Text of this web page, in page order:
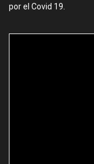
por el Covid 19.